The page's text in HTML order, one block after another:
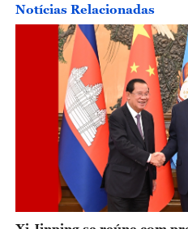
Notícias Relacionadas